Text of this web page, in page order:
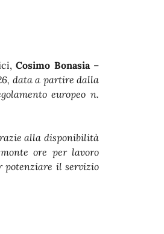
Cosimo Bonasia–
data a partire dalla
europeo n.
alla disponibilità
ore per lavoro
potenziare il servizio